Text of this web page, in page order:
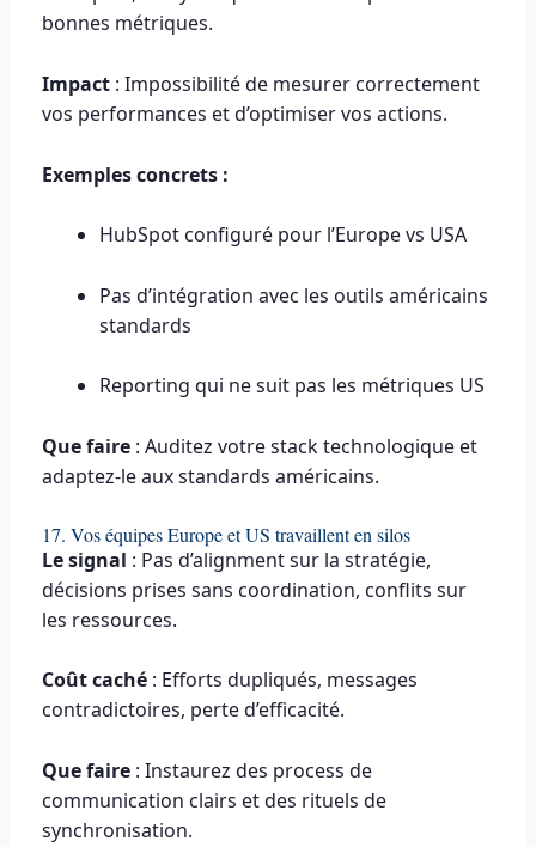
bonnes métriques.
Impact: Impossibilité de mesurer correctement
vos performances et d’optimiser vos actions.
Exemples concrets :
HubSpot configuré pour l’Europe vs USA
Pas d’intégration avec les outils américains
standards
Reporting qui ne suit pas les métriques US
Que faire: Auditez votre stack technologique et
adaptez-le aux standards américains.
17. Vos équipes Europe et US travaillent en silos
Le signal : Pas d’alignment sur la stratégie,
décisions prises sans coordination, conflits sur
les ressources.
Coût caché: Efforts dupliqués, messages
contradictoires, perte d’efficacité.
Que faire: Instaurez des process de
communication clairs et des rituels de
synchronisation.